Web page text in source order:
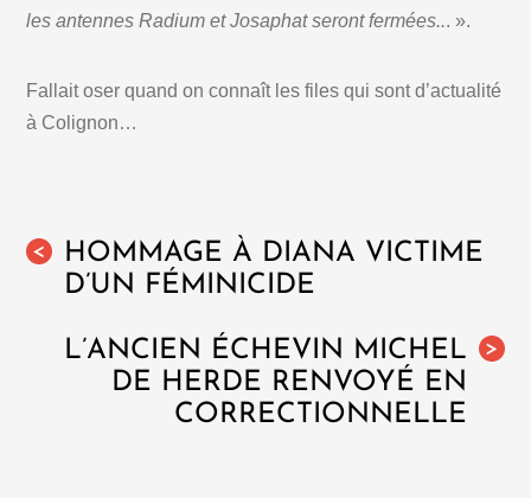
les antennes Radium et Josaphat seront fermées... ».
Fallait oser quand on connaît les files qui sont d’actualité
à Colignon…
<
HOMMAGE À DIANA VICTIME
D’UN FÉMINICIDE
>
L’ANCIEN ÉCHEVIN MICHEL
DE HERDE RENVOYÉ EN
CORRECTIONNELLE